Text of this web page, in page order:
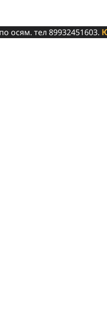
осям. тел 89932451603.